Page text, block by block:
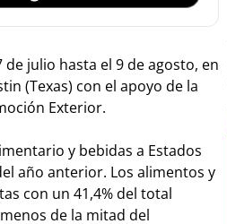
julio hasta el 9 de agosto, en
(Texas) con el apoyo de la
Exterior.
y bebidas a Estados
año anterior. Los alimentos y
con un 41,4% del total
de la mitad del